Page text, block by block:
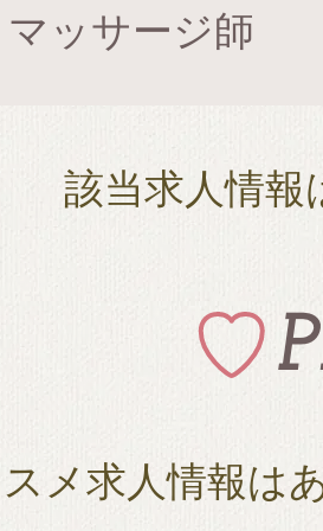
ッサージ師
該当求人情
メ求人情報は